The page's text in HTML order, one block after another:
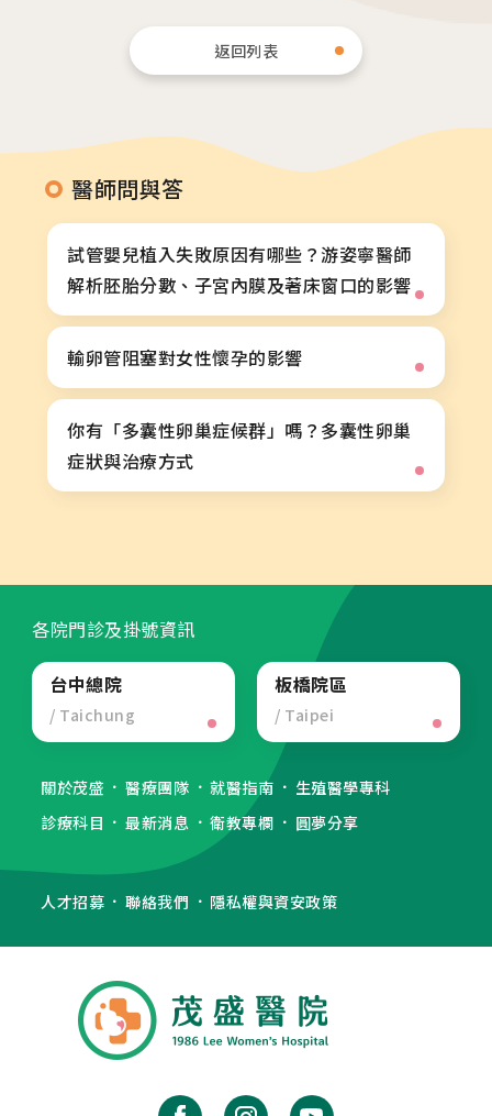
檢」、「婚前健康檢查」及「育兒健檢」門診表
2026.01.22
2026茂盛醫院全台巡迴好孕講座
2026.01.01
2026茂盛醫院講座《每月好孕講座》
相關網站
茂盛醫院生殖醫學中心
其他相關
人才招募
聯絡我們
隱私權與資安政策
返回列表
醫師問與答
試管嬰兒植入失敗原因有哪些？游姿寧醫師
解析胚胎分數、子宮內膜及著床窗口的影響
輸卵管阻塞對女性懷孕的影響
你有「多囊性卵巢症候群」嗎？多囊性卵巢
症狀與治療方式
各院門診及掛號資訊
台中總院
/ Taichung
板橋院區
/ Taipei
關於茂盛 醫療團隊 就醫指南
生殖醫學專科
診療科目
最新消息 衛教專欄 圓夢分享
人才招募 聯絡我們 隱私權與資安政策